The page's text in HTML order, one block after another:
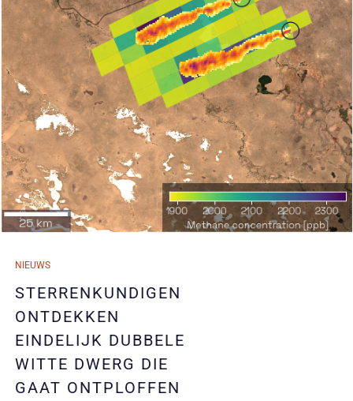
NIEUWS04/04/2025
STERRENKUNDIGEN
ONTDEKKEN
EINDELIJK DUBBELE
WITTE DWERG DIE
GAAT ONTPLOFFEN